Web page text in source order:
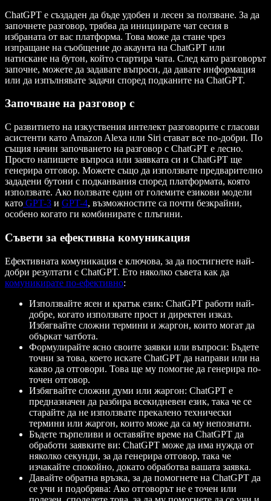
ChatGPT е създаден да бъде удобен и лесен за ползване. За да
започнете разговор, трябва да инициирате чат сесия в
избраната от вас платформа. Това може да стане чрез
изпращане на съобщение до акаунта на ChatGPT или
натискане на бутон, който стартира чата. След като разговорът
започне, можете да задавате въпроси, да давате информация
или да изпълнявате задачи според подканите на ChatGPT.
Започване на разговор с
С развитието на изкуствения интелект разговорите с гласови
асистенти като Amazon Alexa или Siri стават все по-добри. По
същия начин започването на разговор с ChatGPT е лесно.
Просто напишете въпроса или заявката си и ChatGPT ще
генерира отговор. Можете също да използвате предварително
зададени бутони с подканвания според платформата, която
използвате. Ако ползвате един от големите езикови модели
като GPT-3 и GPT-4, възможностите са почти безкрайни,
особено когато ги комбинирате с плъгини.
Съвети за ефективна комуникация
Ефективната комуникация е ключова, за да постигнете най-
добри резултати с ChatGPT. Ето няколко съвета как да
комуникирате по-ефективно:
Използвайте ясен и кратък език: ChatGPT работи най-
добре, когато използвате прост и директен изказ.
Избягвайте сложни термини и жаргон, които могат да
объркат чатбота.
Формулирайте ясно своите заявки или въпроси: Бъдете
точни за това, което искате ChatGPT да направи или на
какво да отговори. Това ще му помогне да генерира по-
точен отговор.
Избягвайте сложни думи или жаргон: ChatGPT е
предназначен да разбира всекидневен език, така че се
старайте да не използвате прекалено технически
термини или жаргон, които може да са му непознати.
Бъдете търпеливи и оставяйте време на ChatGPT да
обработи заявките ви: ChatGPT може да има нужда от
няколко секунди, за да генерира отговор, така че
изчакайте спокойно, докато обработва вашата заявка.
Давайте обратна връзка, за да помогнете на ChatGPT да
се учи и подобрява: Ако отговорът не е точен или